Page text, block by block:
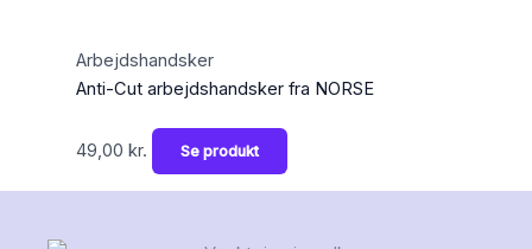
Arbejdshandsker
Anti-Cut arbejdshandsker fra NORSE
49,00 kr. Se produkt